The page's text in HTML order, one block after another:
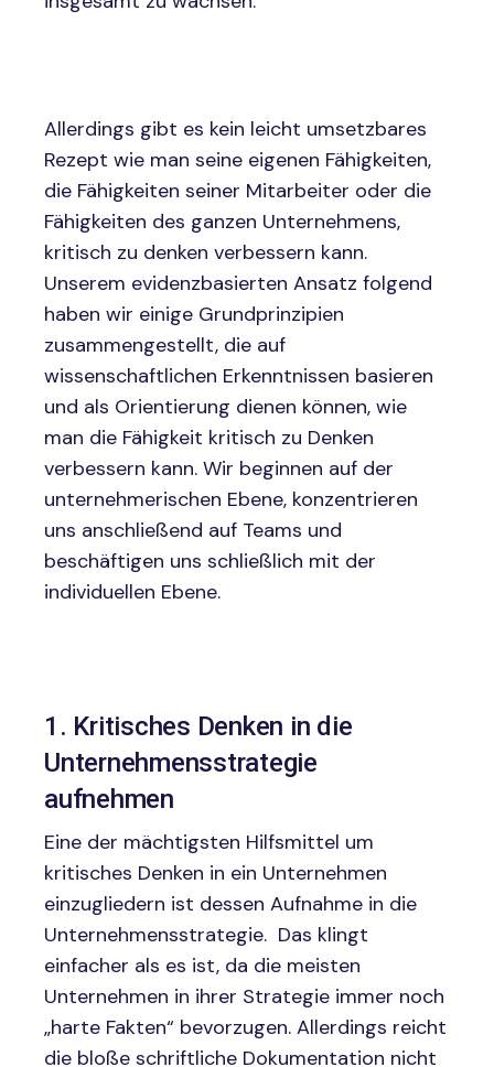
Allerdings gibt es kein leicht umsetzbares
Rezept wie man seine eigenen Fähigkeiten,
die Fähigkeiten seiner Mitarbeiter oder die
Fähigkeiten des ganzen Unternehmens,
kritisch zu denken verbessern kann.
Unserem evidenzbasierten Ansatz folgend
haben wir einige Grundprinzipien
zusammengestellt, die auf
wissenschaftlichen Erkenntnissen basieren
und als Orientierung dienen können, wie
man die Fähigkeit kritisch zu Denken
verbessern kann. Wir beginnen auf der
unternehmerischen Ebene, konzentrieren
uns anschließend auf Teams und
beschäftigen uns schließlich mit der
individuellen Ebene.
1. Kritisches Denken in die
Unternehmensstrategie
aufnehmen
Eine der mächtigsten Hilfsmittel um
kritisches Denken in ein Unternehmen
einzugliedern ist dessen Aufnahme in die
Unternehmensstrategie. Das klingt
einfacher als es ist, da die meisten
Unternehmen in ihrer Strategie immer noch
„harte Fakten“ bevorzugen. Allerdings reicht
die bloße schriftliche Dokumentation nicht